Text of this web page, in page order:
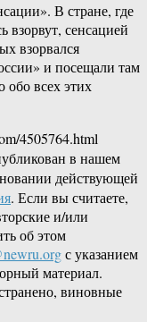
В стране, где
взорвут, сенсацией
взорвался
и посещали там
обо всех этих
4505764.html
в нашем
действующей
. Если вы считаете,
и/или
об этом
с указанием
материал.
виновные